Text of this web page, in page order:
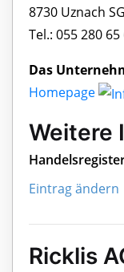
8730 Uznach SG
Tel.: 055 280 65
Das
Homepage
Weitere
Eintrag ändern
Ricklis